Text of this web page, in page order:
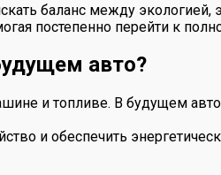
баланс между экологией,
постепенно перейти к
авто?
и топливе. В будущем
и обеспечить